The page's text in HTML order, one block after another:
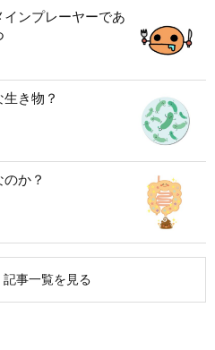
ンプレーヤーであ
き物？
か？
記事一覧を見る